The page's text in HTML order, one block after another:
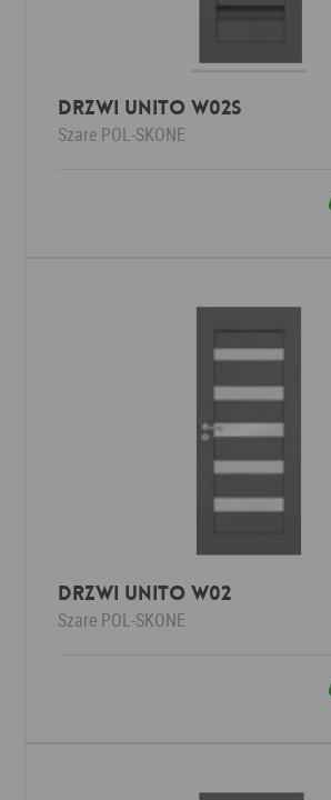
Drzwi UNITO W02S
Szare POL-SKONE
Drzwi UNITO W02
Szare POL-SKONE